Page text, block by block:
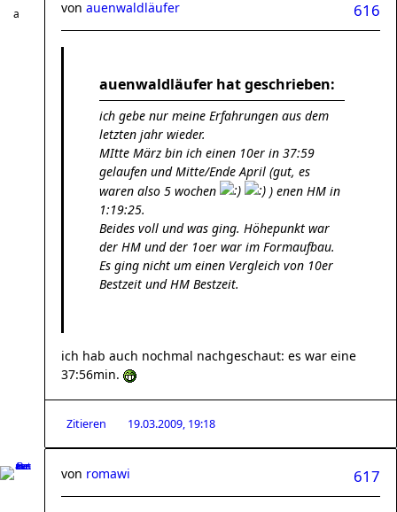
616
von auenwaldläufer
auenwaldläufer hat geschrieben:
ich gebe nur meine Erfahrungen aus dem
letzten jahr wieder.
MItte März bin ich einen 10er in 37:59
gelaufen und Mitte/Ende April (gut, es
waren also 5 wochen
) enen HM in
1:19:25.
Beides voll und was ging. Höhepunkt war
der HM und der 1oer war im Formaufbau.
Es ging nicht um einen Vergleich von 10er
Bestzeit und HM Bestzeit.
ich hab auch nochmal nachgeschaut: es war eine
37:56min.
Zitieren 19.03.2009, 19:18
617
von romawi